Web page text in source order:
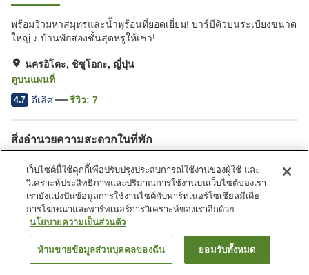
พร้อมวิวมหาสมุทรและน้ำพุร้อนที่ยอดเยี่ยม! บาร์บีคิวบนระเบียงขนาด
ใหญ่ ♪ บ้านพักสองชั้นสุดหรูให้เช่า!
นครอิโตะ, ชิซูโอกะ, ญี่ปุ่น
ดูบนแผนที่
4.7 ดีเลิศ รีวิว: 7
สิ่งอำนวยความสะดวกในที่พัก
ร้อน)
หน้าแรก ญี่ปุ่น ชิซูโอกะ นครอิโตะ Maigre Terrace
ค้นหาห้องพัก
เว็บไซต์นี้ใช้คุกกี้เพื่อปรับปรุงประสบการณ์ใช้งานของผู้ใช้ และ
วิเคราะห์ประสิทธิภาพและปริมาณการใช้งานบนเว็บไซต์ของเรา
เรายังแบ่งปันข้อมูลการใช้งานไซต์กับพาร์ทเนอร์โซเชียลมีเดีย
การโฆษณาและพาร์ทเนอร์การวิเคราะห์ของเราอีกด้วย
นโยบายความเป็นส่วนตัว
ห้ามขายข้อมูลส่วนบุคคลของฉัน ยอมรับทั้งหมด